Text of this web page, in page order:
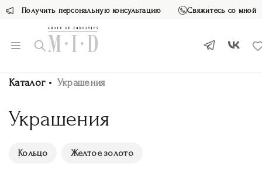
Получить персональную консультацию Свяжитесь со мной
Каталог Украшения
Украшения
Кольцо Желтое золото